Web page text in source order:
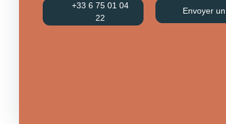
+33 6 75 01 04
22
Envoyer